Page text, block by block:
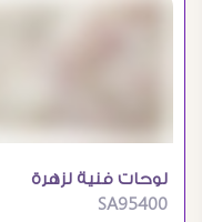
لوحات فنية لزهرة
الفاوانيا بتفاصيل ناعمة
SA95400